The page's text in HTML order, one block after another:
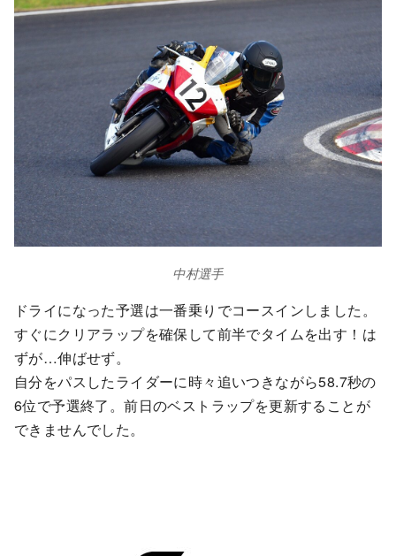
中村選手
ドライになった予選は一番乗りでコースインしました。
すぐにクリアラップを確保して前半でタイムを出す！は
ずが…伸ばせず。
自分をパスしたライダーに時々追いつきながら58.7秒の
6位で予選終了。前日のベストラップを更新することが
できませんでした。